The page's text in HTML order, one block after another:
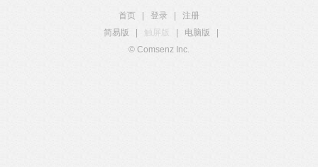
首页 登录
注册
简易版
触屏版 电脑版
© Comsenz Inc.